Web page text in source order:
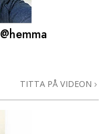
TITTA PÅ VIDEON